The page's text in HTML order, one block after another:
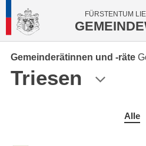
FÜRSTENTUM
Gemeinderätinnen und -räte
Triesen
Alle